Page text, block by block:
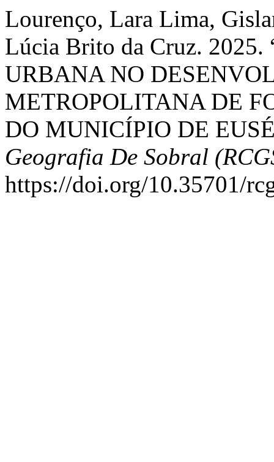
Lourenço, Lara Lima,
Lúcia Brito da Cruz.
URBANA NO
METROPOLITANA DE
DO MUNICÍPIO DE
Geografia De Sobral
https://doi.org/10.35701/